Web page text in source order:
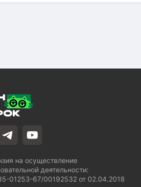
на осуществление
деятельности:
01253-67/00192532 от 02.04.2018